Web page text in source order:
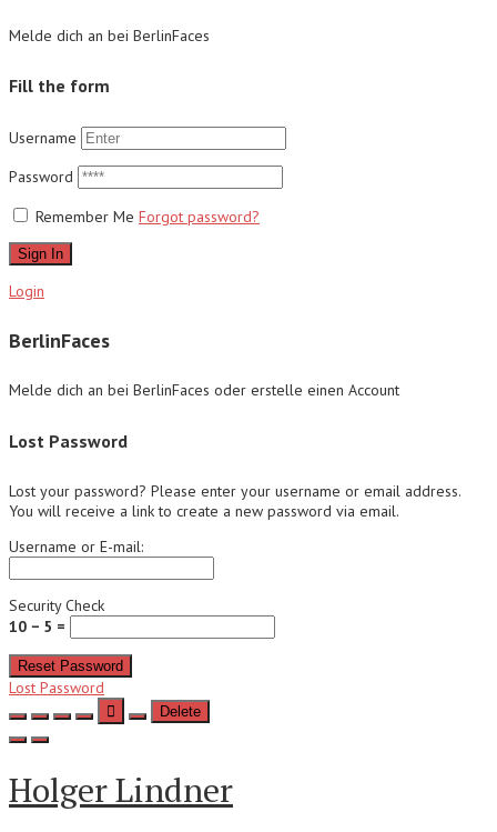
Melde dich an bei BerlinFaces
Fill the form
Username
Password
Remember Me Forgot password?
Sign In
Login
BerlinFaces
Melde dich an bei BerlinFaces oder erstelle einen Account
Lost Password
Lost your password? Please enter your username or email address.
You will receive a link to create a new password via email.
Username or E-mail:
Security Check
10 − 5 =
Reset Password
Lost Password
Delete
Holger Lindner